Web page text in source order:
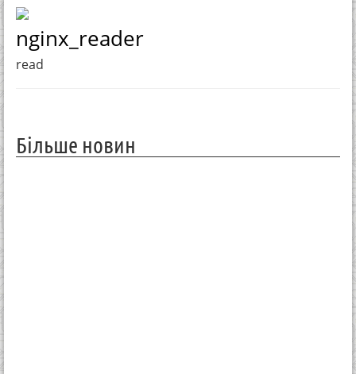
nginx_reader
read
Більше новин